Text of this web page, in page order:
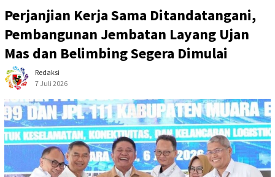
Perjanjian Kerja Sama Ditandatangani,
Pembangunan Jembatan Layang Ujan
Mas dan Belimbing Segera Dimulai
Redaksi
7 Juli 2026